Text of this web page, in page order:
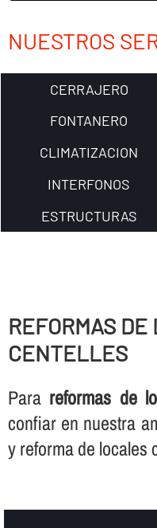
NUESTROS
CERRAJERO
FONTANERO
CLIMATIZACION
INTERFONOS
ESTRUCTURAS
REFORMAS
CENTELLES
Para reformas de
confiar en nuestra
y reforma de locales